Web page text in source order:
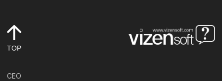
TOP
CEO